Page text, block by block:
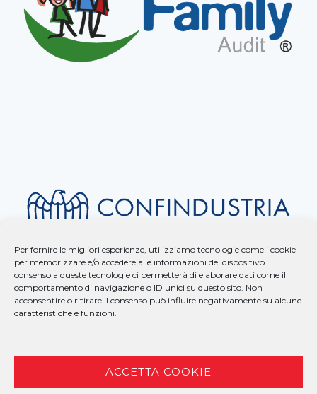
Per fornire le migliori esperienze, utilizziamo tecnologie come i cookie
per memorizzare e/o accedere alle informazioni del dispositivo. Il
consenso a queste tecnologie ci permetterà di elaborare dati come il
comportamento di navigazione o ID unici su questo sito. Non
acconsentire o ritirare il consenso può influire negativamente su alcune
caratteristiche e funzioni.
ACCETTA COOKIE